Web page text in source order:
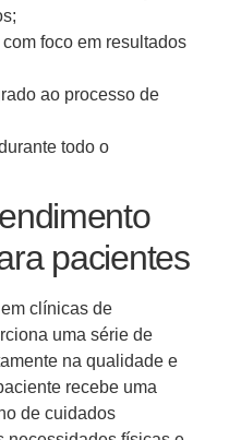
foco em resultados
ao processo de
todo o
pacientes
clínicas de
uma série de
na qualidade e
recebe uma
de cuidados